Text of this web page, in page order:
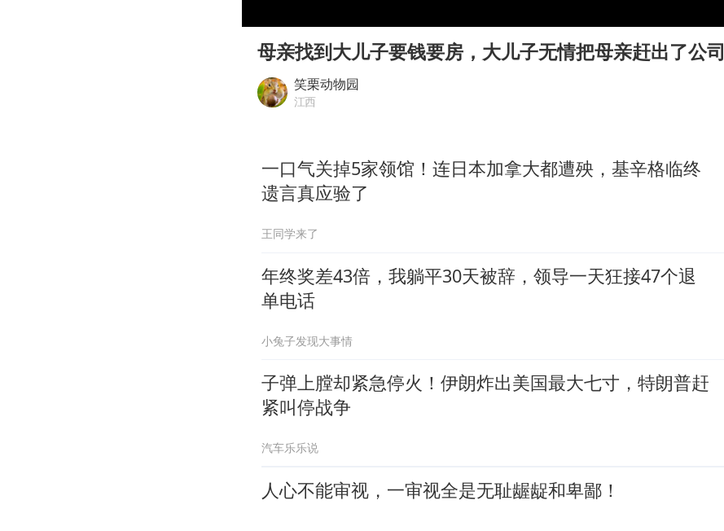
酒店回应车内过夜被收150元
杭州全市有序停课
母亲找到大儿子要钱要房，大儿子无情把母亲赶出了公司
笑栗动物园
江西
一口气关掉5家领馆！连日本加拿大都遭殃，基辛格临终
遗言真应验了
王同学来了
年终奖差43倍，我躺平30天被辞，领导一天狂接47个退
单电话
小兔子发现大事情
子弹上膛却紧急停火！伊朗炸出美国最大七寸，特朗普赶
紧叫停战争
汽车乐乐说
人心不能审视，一审视全是无耻龌龊和卑鄙！